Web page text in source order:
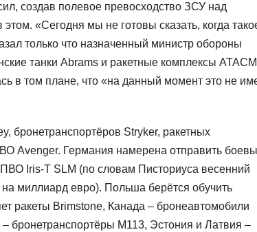
создав полевое превосходство ЗСУ над
«Сегодня мы не готовы сказать, когда
только что назначенный министр обороны
танки Abrams и ракетные комплексы
в том плане, что «на данный момент это не
Stryker, ракетных
Avenger. Германия намерена отправить
Iris-T SLM (по словам Писториуса весенний
миллиард евро). Польша берётся обучить
ракеты Brimstone, Канада – бронеавтомобили
бронетранспортёры M113, Эстония и Латвия –